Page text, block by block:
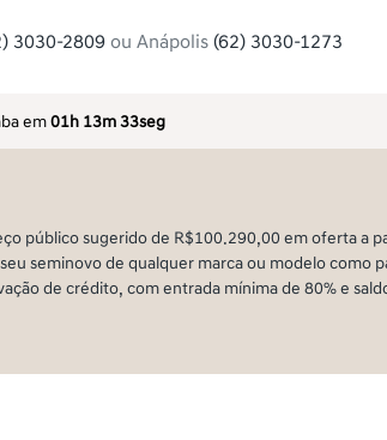
3030-2809ou Anápolis (62) 3030-1273
em01h 13m 33seg
público sugerido de R$100.290,00 em oferta a
seminovo de qualquer marca ou modelo como
de crédito, com entrada mínima de 80% e